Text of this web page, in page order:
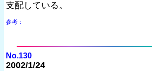
支配している。
参考：
No.130
2002/1/24